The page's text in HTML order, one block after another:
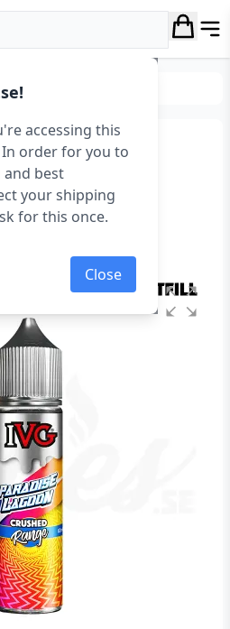
accessing this
order for you to
best
your shipping
for this once.
Close
Paradise
Shortfill)